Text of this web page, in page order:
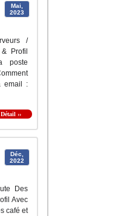
Mai,
2023
/
Profil
poste
email :
Détail ››
Déc,
2022
Des
Avec
café et